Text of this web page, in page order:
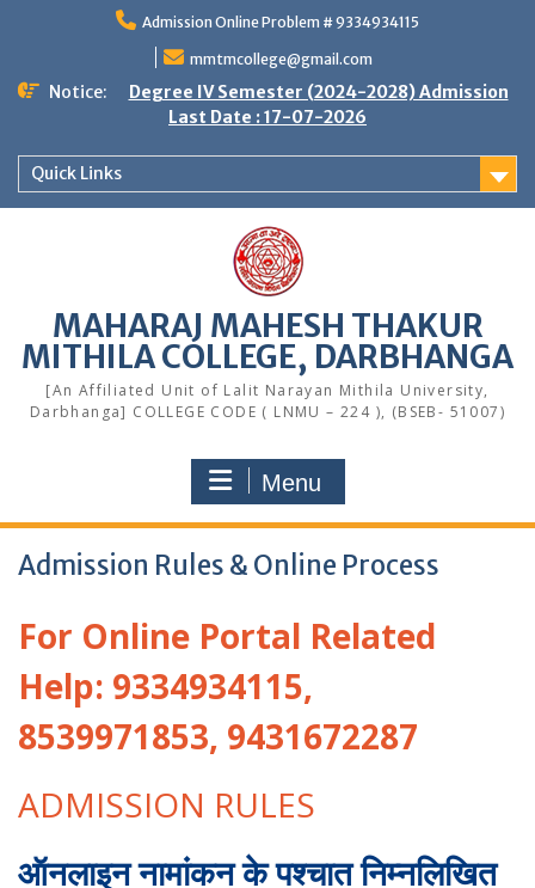
Admission Online Problem # 9334934115
mmtmcollege@gmail.com
Notice:
Degree IV Semester (2024-2028) Admission
Last Date : 17-07-2026
Quick Links
MAHARAJ MAHESH THAKUR
MITHILA COLLEGE, DARBHANGA
[An Affiliated Unit of Lalit Narayan Mithila University,
Darbhanga] COLLEGE CODE ( LNMU – 224 ), (BSEB- 51007)
Menu
Admission Rules & Online Process
For Online Portal Related
Help: 9334934115,
8539971853, 9431672287
ADMISSION RULES
ऑनलाइन नामांकन के पश्चात निम्नलिखित